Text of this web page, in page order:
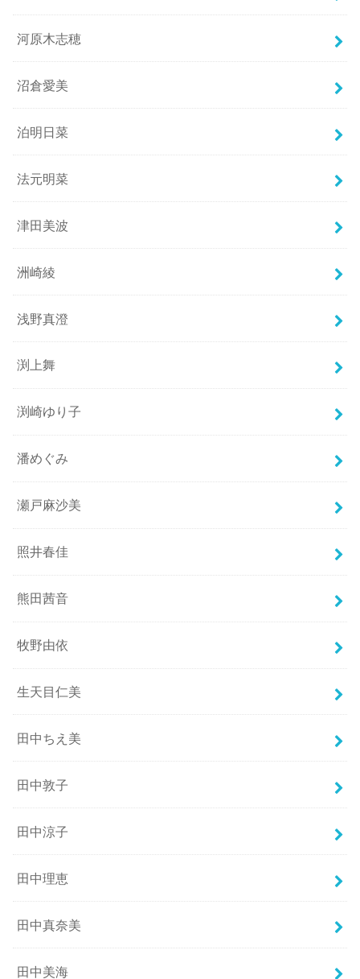
河原木志穂
沼倉愛美
泊明日菜
法元明菜
津田美波
洲崎綾
浅野真澄
渕上舞
渕崎ゆり子
潘めぐみ
瀬戸麻沙美
照井春佳
熊田茜音
牧野由依
生天目仁美
田中ちえ美
田中敦子
田中涼子
田中理恵
田中真奈美
田中美海